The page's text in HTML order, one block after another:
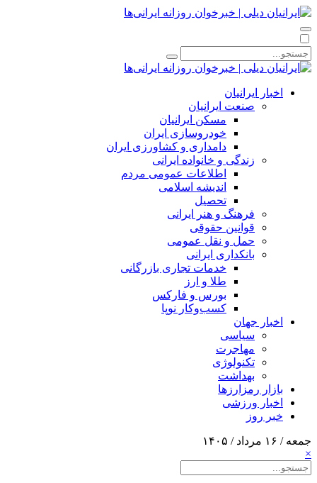
اخبار ایرانیان
صنعت ایرانیان
مسکن ایرانیان
خودروسازی ایران
دامداری و کشاورزی ایران
زندگی و خانواده ایرانی
اطلاعات عمومی مردم
اندیشه اسلامی
تحصیل
فرهنگ و هنر ایرانی
قوانین حقوقی
حمل و نقل عمومی
بانکداری ایرانی
خدمات تجاری بازرگانی
طلا و ارز
بورس و فارکس
کسب‌وکار نوپا
اخبار جهان
سیاسی
مهاجرت
تکنولوژی
بهداشت
بازار رمزارزها
اخبار ورزشی
خبر روز
جمعه / ۱۶ مرداد / ۱۴۰۵
×